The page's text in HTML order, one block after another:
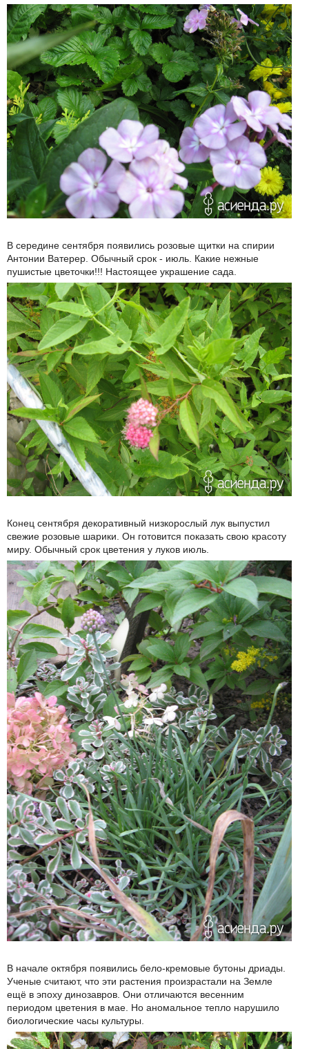
В середине сентября появились розовые щитки на спирии
Антонии Ватерер. Обычный срок - июль. Какие нежные
пушистые цветочки!!! Настоящее украшение сада.
Конец сентября декоративный низкорослый лук выпустил
свежие розовые шарики. Он готовится показать свою красоту
миру. Обычный срок цветения у луков июль.
В начале октября появились бело-кремовые бутоны дриады.
Ученые считают, что эти растения произрастали на Земле
ещё в эпоху динозавров. Они отличаются весенним
периодом цветения в мае. Но аномальное тепло нарушило
биологические часы культуры.